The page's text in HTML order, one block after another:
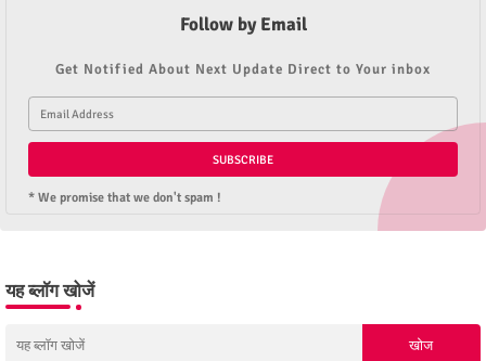
Follow by Email
Get Notified About Next Update Direct to Your inbox
* We promise that we don't spam !
यह ब्लॉग खोजें